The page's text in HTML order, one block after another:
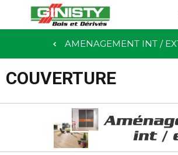
au
contenu
AMENAGEMENT INT /
COUVERTURE